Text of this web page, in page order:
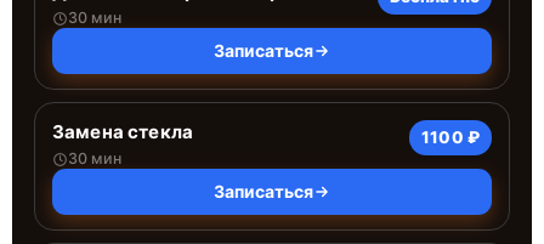
30 мин
Записаться
Замена стекла
30 мин
1100 ₽
Записаться